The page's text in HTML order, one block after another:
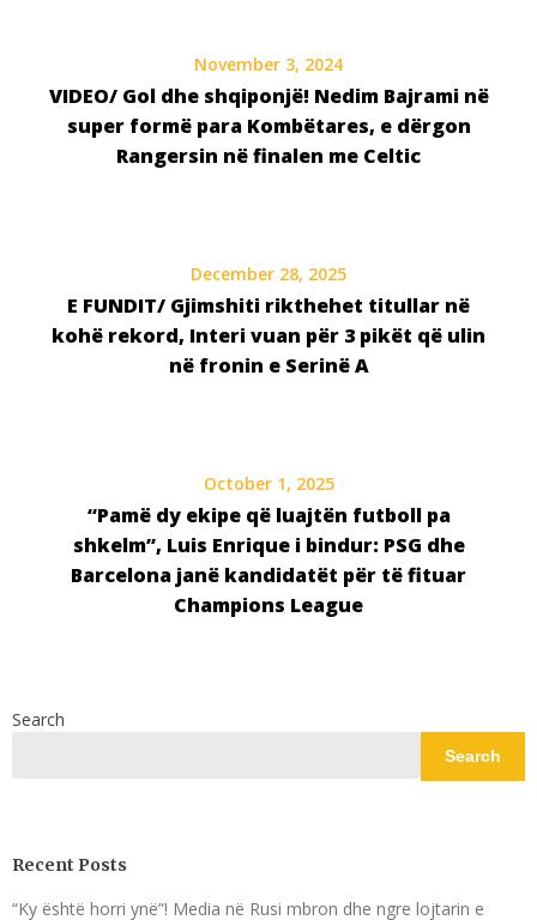
November 3, 2024
VIDEO/ Gol dhe shqiponjë! Nedim Bajrami në
super formë para Kombëtares, e dërgon
Rangersin në finalen me Celtic
December 28, 2025
E FUNDIT/ Gjimshiti rikthehet titullar në
kohë rekord, Interi vuan për 3 pikët që ulin
në fronin e Serinë A
October 1, 2025
“Pamë dy ekipe që luajtën futboll pa
shkelm”, Luis Enrique i bindur: PSG dhe
Barcelona janë kandidatët për të fituar
Champions League
Search
Search
Recent Posts
“Ky është horri ynë”! Media në Rusi mbron dhe ngre lojtarin e